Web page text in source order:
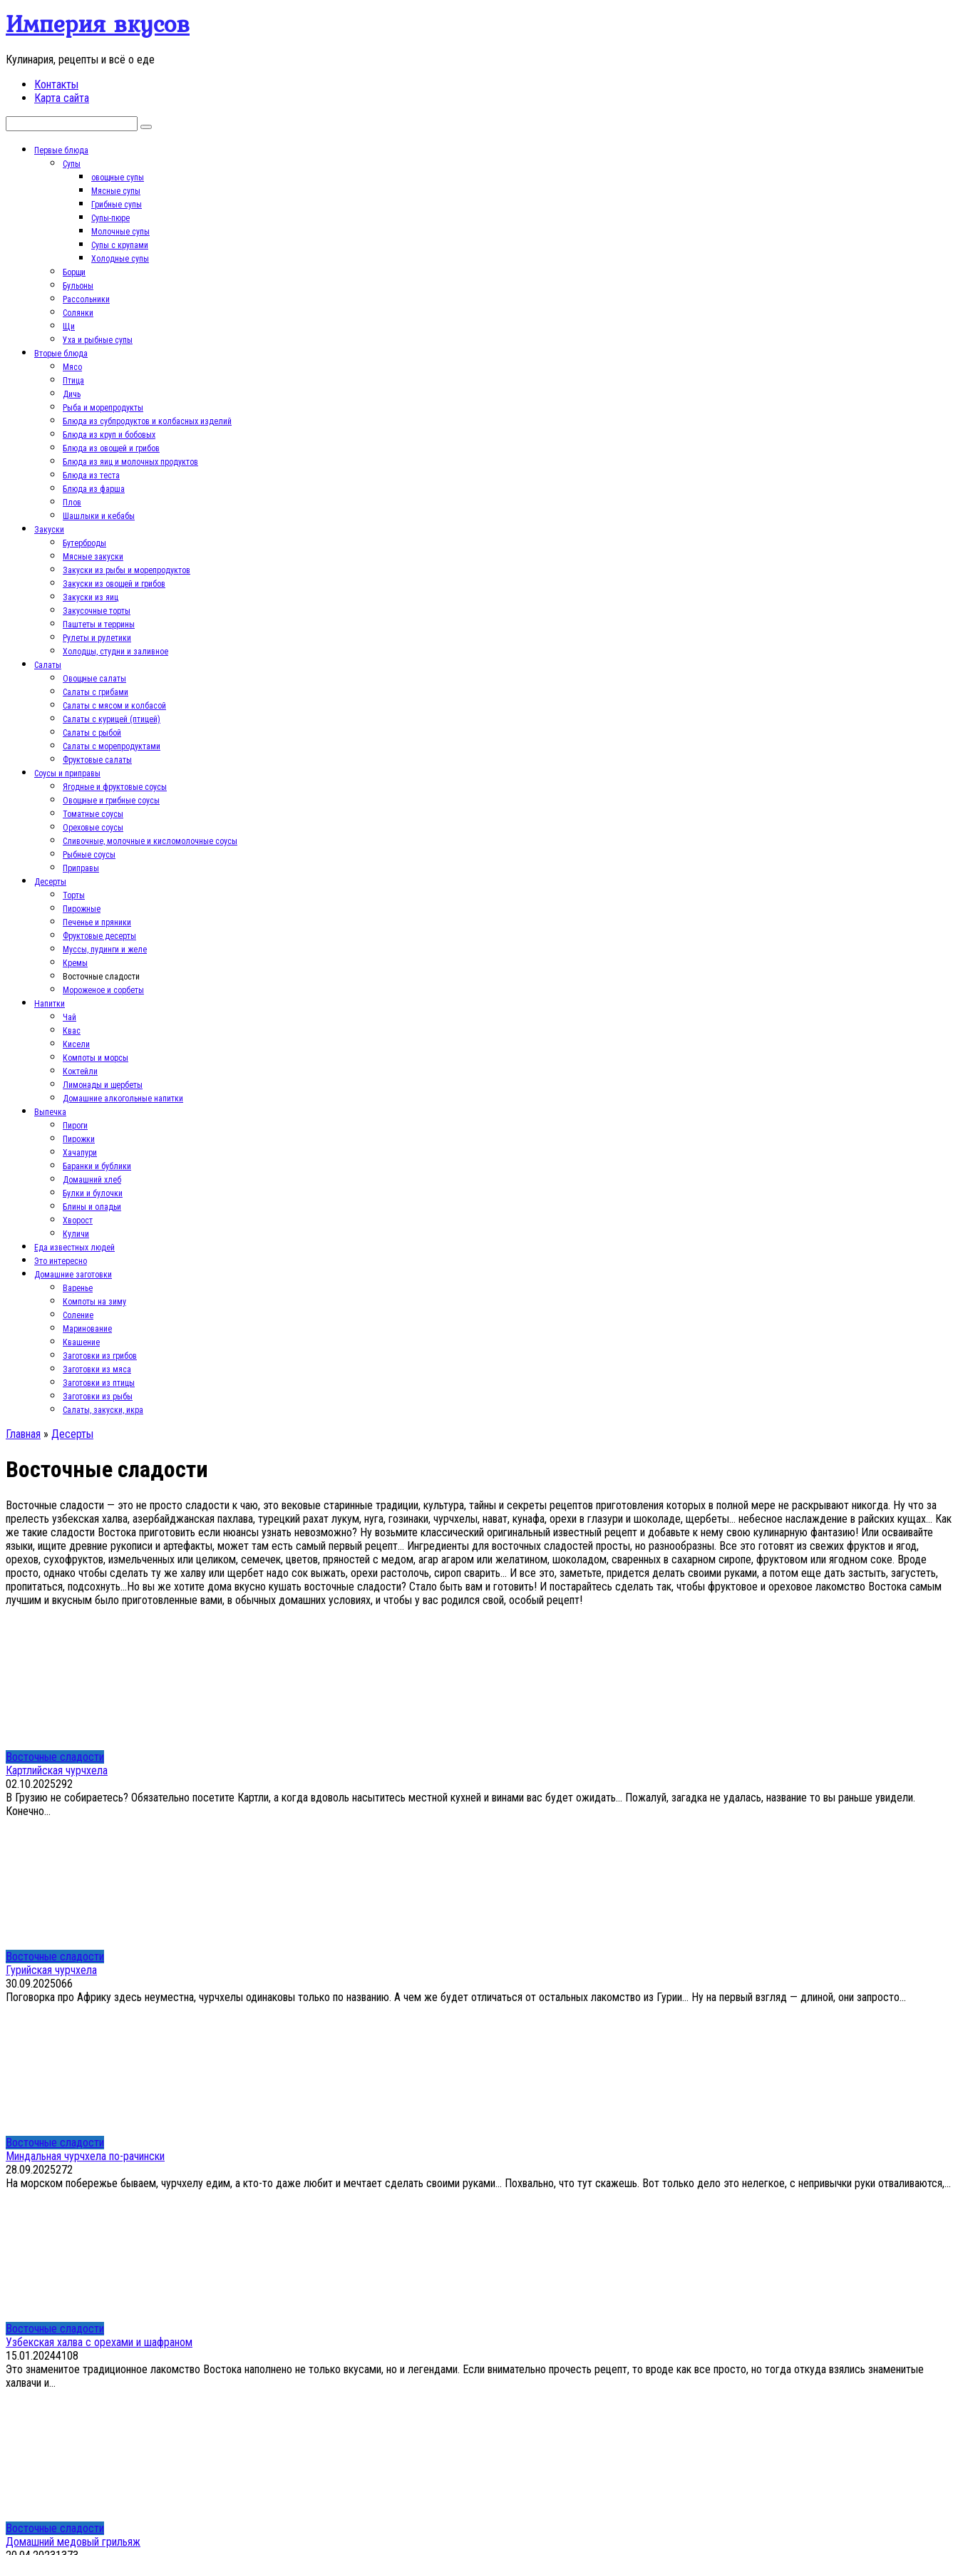
Перейти
контенту
Империя вкусов
Кулинария, рецепты и всё о еде
Контакты
Карта сайта
Первые блюда
Супы
овощные супы
Мясные супы
Грибные супы
Супы-пюре
Молочные супы
Супы с крупами
Холодные супы
Борщи
Бульоны
Рассольники
Солянки
Щи
Уха и рыбные супы
Вторые блюда
Мясо
Птица
Дичь
Рыба и морепродукты
Блюда из субпродуктов и колбасных изделий
Блюда из круп и бобовых
Блюда из овощей и грибов
Блюда из яиц и молочных продуктов
Блюда из теста
Блюда из фарша
Плов
Шашлыки и кебабы
Закуски
Бутерброды
Мясные закуски
Закуски из рыбы и морепродуктов
Закуски из овощей и грибов
Закуски из яиц
Закусочные торты
Паштеты и террины
Рулеты и рулетики
Холодцы, студни и заливное
Салаты
Овощные салаты
Салаты с грибами
Салаты с мясом и колбасой
Салаты с курицей (птицей)
Салаты с рыбой
Салаты с морепродуктами
Фруктовые салаты
Соусы и приправы
Ягодные и фруктовые соусы
Овощные и грибные соусы
Томатные соусы
Ореховые соусы
Сливочные, молочные и кисломолочные соусы
Рыбные соусы
Приправы
Десерты
Торты
Пирожные
Печенье и пряники
Фруктовые десерты
Муссы, пудинги и желе
Кремы
Восточные сладости
Мороженое и сорбеты
Напитки
Чай
Квас
Кисели
Компоты и морсы
Коктейли
Лимонады и щербеты
Домашние алкогольные напитки
Выпечка
Пироги
Пирожки
Хачапури
Баранки и бублики
Домашний хлеб
Булки и булочки
Блины и оладьи
Хворост
Куличи
Еда известных людей
Это интересно
Домашние заготовки
Варенье
Компоты на зиму
Соление
Маринование
Квашение
Заготовки из грибов
Заготовки из мяса
Заготовки из птицы
Заготовки из рыбы
Салаты, закуски, икра
Главная » Десерты
Восточные сладости
Восточные сладости — это не просто сладости к чаю, это вековые старинные традиции, культура, тайны и секреты рецептов приготовления которых в полной мере не раскрывают никогда. Ну что за
прелесть узбекская халва, азербайджанская пахлава, турецкий рахат лукум, нуга, гозинаки, чурчхелы, нават, кунафа, орехи в глазури и шоколаде, щербеты… небесное наслаждение в райских кущах… Как
же такие сладости Востока приготовить если нюансы узнать невозможно? Ну возьмите классический оригинальный известный рецепт и добавьте к нему свою кулинарную фантазию! Или осваивайте
языки, ищите древние рукописи и артефакты, может там есть самый первый рецепт… Ингредиенты для восточных сладостей просты, но разнообразны. Все это готовят из свежих фруктов и ягод,
орехов, сухофруктов, измельченных или целиком, семечек, цветов, пряностей с медом, агар агаром или желатином, шоколадом, сваренных в сахарном сиропе, фруктовом или ягодном соке. Вроде
просто, однако чтобы сделать ту же халву или щербет надо сок выжать, орехи растолочь, сироп сварить… И все это, заметьте, придется делать своими руками, а потом еще дать застыть, загустеть,
пропитаться, подсохнуть…Но вы же хотите дома вкусно кушать восточные сладости? Стало быть вам и готовить! И постарайтесь сделать так, чтобы фруктовое и ореховое лакомство Востока самым
лучшим и вкусным было приготовленные вами, в обычных домашних условиях, и чтобы у вас родился свой, особый рецепт!
Восточные сладости
Картлийская чурчхела
02.10.2025292
В Грузию не собираетесь? Обязательно посетите Картли, а когда вдоволь насытитесь местной кухней и винами вас будет ожидать… Пожалуй, загадка не удалась, название то вы раньше увидели.
Конечно...
Восточные сладости
Гурийская чурчхела
30.09.2025066
Поговорка про Африку здесь неуместна, чурчхелы одинаковы только по названию. А чем же будет отличаться от остальных лакомство из Гурии… Ну на первый взгляд — длиной, они запросто...
Восточные сладости
Миндальная чурчхела по-рачински
28.09.2025272
На морском побережье бываем, чурчхелу едим, а кто-то даже любит и мечтает сделать своими руками… Похвально, что тут скажешь. Вот только дело это нелегкое, с непривычки руки отваливаются,...
Восточные сладости
Узбекская халва с орехами и шафраном
15.01.20244108
Это знаменитое традиционное лакомство Востока наполнено не только вкусами, но и легендами. Если внимательно прочесть рецепт, то вроде как все просто, но тогда откуда взялись знаменитые
халвачи и...
Восточные сладости
Домашний медовый грильяж